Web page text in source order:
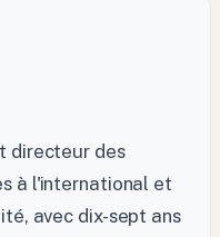
directeur des
à l'international et
avec dix-sept ans